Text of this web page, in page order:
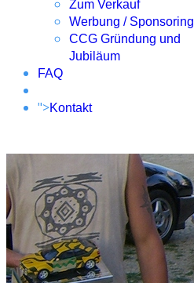
Zum Verkauf
Werbung / Sponsoring
CCG Gründung und
Jubiläum
FAQ
">Kontakt